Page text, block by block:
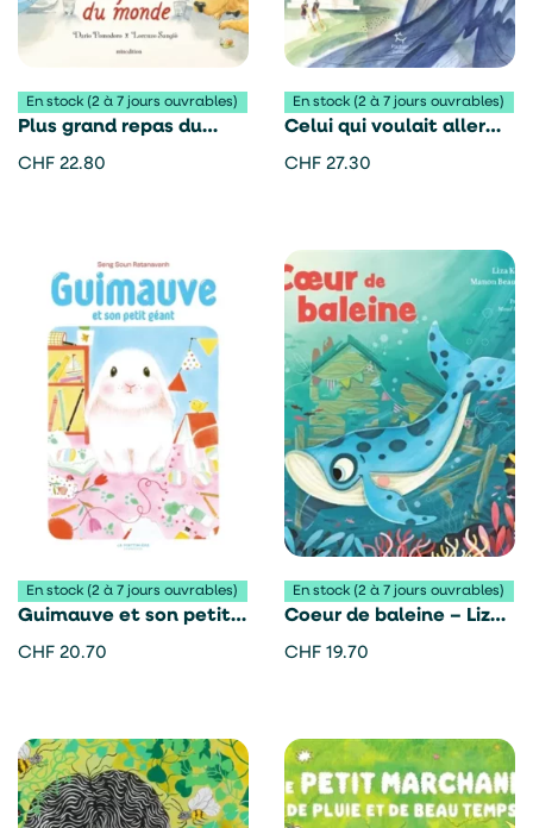
En stock (2 à 7 jours ouvrables)
Plus grand repas du
monde – Dario
CHF 22.80
En stock (2 à 7 jours ouvrables)
Celui qui voulait aller
tout en haut – Alexis
CHF 27.30
En stock (2 à 7 jours ouvrables)
Guimauve et son petit
géant – Seng Soun
CHF 20.70
En stock (2 à 7 jours ouvrables)
Coeur de baleine – Liza
Kerivel et Manon
CHF 19.70